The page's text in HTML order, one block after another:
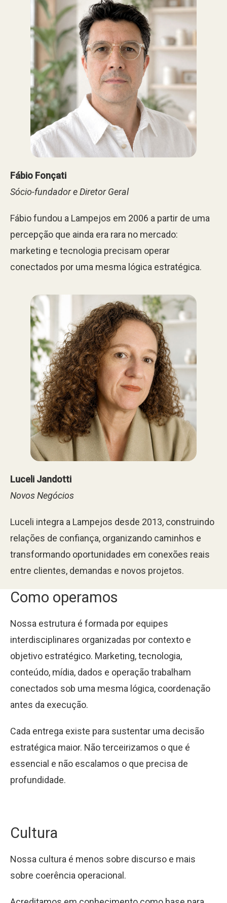
Fábio Fonçati
Sócio-fundador e Diretor Geral
Fábio fundou a Lampejos em 2006 a partir de uma
percepção que ainda era rara no mercado:
marketing e tecnologia precisam operar
conectados por uma mesma lógica estratégica.
Luceli Jandotti
Novos Negócios
Luceli integra a Lampejos desde 2013, construindo
relações de confiança, organizando caminhos e
transformando oportunidades em conexões reais
entre clientes, demandas e novos projetos.
Como operamos
Nossa estrutura é formada por equipes
interdisciplinares organizadas por contexto e
objetivo estratégico. Marketing, tecnologia,
conteúdo, mídia, dados e operação trabalham
conectados sob uma mesma lógica, coordenação
antes da execução.
Cada entrega existe para sustentar uma decisão
estratégica maior. Não terceirizamos o que é
essencial e não escalamos o que precisa de
profundidade.
Cultura
Nossa cultura é menos sobre discurso e mais
sobre coerência operacional.